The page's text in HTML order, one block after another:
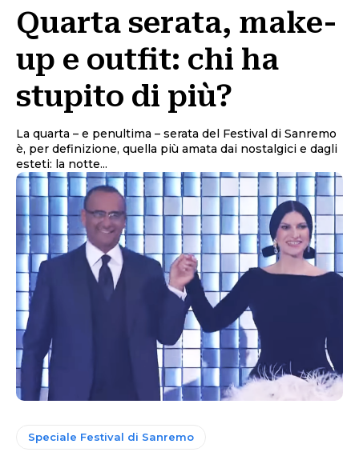
Quarta serata, make-
up e outfit: chi ha
stupito di più?
La quarta – e penultima – serata del Festival di Sanremo
è, per definizione, quella più amata dai nostalgici e dagli
esteti: la notte...
Speciale Festival di Sanremo